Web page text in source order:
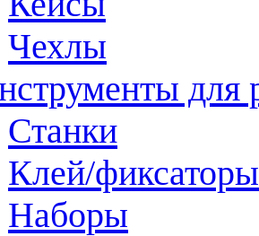
Чехлы
для
Станки
Клей/фиксаторы
Наборы